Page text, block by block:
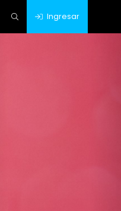
Ingresar